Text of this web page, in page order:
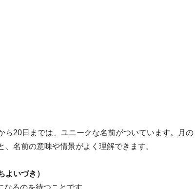
ら20日までは、ユニークな名前がついています。月の
名前の意味や情景がよく理解できます。
いづき）
るのを待つことです。